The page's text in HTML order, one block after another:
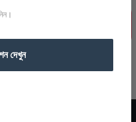
সিকিউর চেকআউট
দেখুন